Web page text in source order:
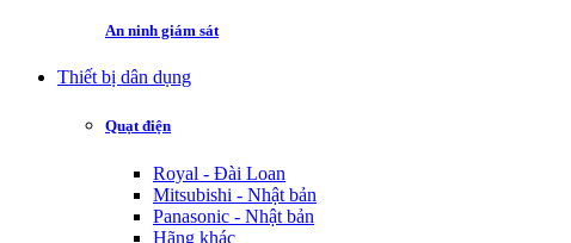
An ninh giám sát
Thiết bị dân dụng
Quạt điện
Royal - Đài Loan
Mitsubishi - Nhật bản
Panasonic - Nhật bản
Hãng khác